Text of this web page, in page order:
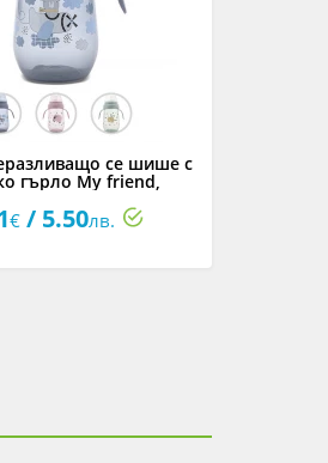
се шише с
гърло My friend,
€ / 5.50лв.